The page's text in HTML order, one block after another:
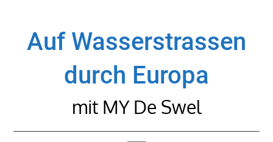
contentAuf Wasserstrassen
durch Europa
mit MY De Swel